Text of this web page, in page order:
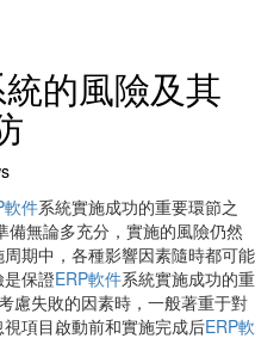
的風險及其
軟件系統實施成功的重要環節之
無論多充分，實施的風險仍然
期中，各種影響因素隨時都可能
保證ERP軟件系統實施成功的重
慮失敗的因素時，一般著重于對
項目啟動前和實施完成后ERP軟